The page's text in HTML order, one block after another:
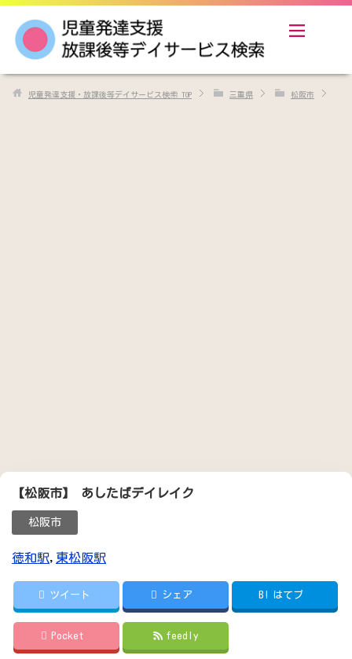
児童発達支援・放課後等デイサービス検索 TOP 三重県 松阪市
【松阪市】 あしたばデイレイク
松阪市
徳和駅, 東松阪駅
ツイート シェア B! はてブ
Pocket feedly